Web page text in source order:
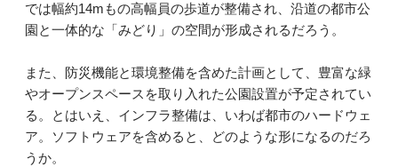
では幅約14mもの高幅員の歩道が整備され、沿道の都市公
園と一体的な「みどり」の空間が形成されるだろう。
また、防災機能と環境整備を含めた計画として、豊富な緑
やオープンスペースを取り入れた公園設置が予定されてい
る。とはいえ、インフラ整備は、いわば都市のハードウェ
ア。ソフトウェアを含めると、どのような形になるのだろ
うか。